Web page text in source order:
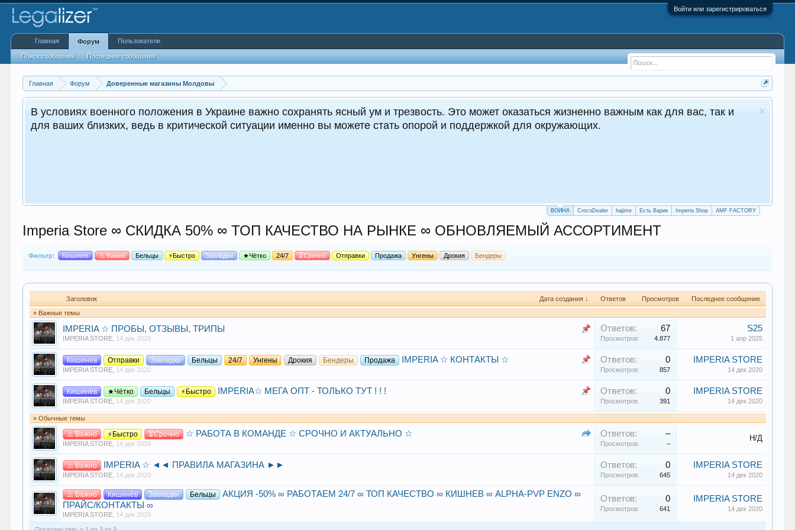
Войти или зарегистрироваться
Главная Форум Доверенные магазины Молдовы
В условиях военного положения в Украине важно сохранять ясный ум и трезвость. Это может оказаться жизненно важным как для вас, так и
для ваших близких, ведь в критической ситуации именно вы можете стать опорой и поддержкой для окружающих.
ВОЙНА CrocoDealer hajime Есть Варик Imperia Shop AMF FACTORY
Imperia Store ∞ СКИДКА 50% ∞ ТОП КАЧЕСТВО НА РЫНКЕ ∞ ОБНОВЛЯЕМЫЙ АССОРТИМЕНТ
Фильтр: Кишинёв ⚠️ Важно Бельцы ⚡Быстро Закладки ★Чётко 24/7 ⏳Срочно Отправки Продажа Унгены Дрокия Бендеры
Заголовок Дата создания ↓ Ответов Просмотров
Последнее сообщение
» Важные темы
IMPERIA ☆ ПРОБЫ, ОТЗЫВЫ, ТРИПЫ
IMPERIA STORE 14 дек 2020
Ответов: 67
Просмотров: 4.877
S25
1 апр 2025
Кишинёв Отправки Закладки Бельцы 24/7 Унгены Дрокия Бендеры Продажа IMPERIA ☆ КОНТАКТЫ ☆
IMPERIA STORE 14 дек 2020
Ответов: 0
Просмотров: 857
IMPERIA STORE
14 дек 2020
Кишинёв ★Чётко Бельцы ⚡Быстро IMPERIA☆ МЕГА ОПТ - ТОЛЬКО ТУТ ! ! !
IMPERIA STORE 14 дек 2020
Ответов: 0
Просмотров: 391
IMPERIA STORE
14 дек 2020
» Обычные темы
⚠️ Важно ⚡Быстро ⏳Срочно ☆ РАБОТА В КОМАНДЕ ☆ СРОЧНО И АКТУАЛЬНО ☆
IMPERIA STORE 14 дек 2020
Ответов: –
Просмотров: –
Н/Д
⚠️ Важно IMPERIA ☆ ◄◄ ПРАВИЛА МАГАЗИНА ►►
IMPERIA STORE 14 дек 2020
Ответов: 0
Просмотров: 645
IMPERIA STORE
14 дек 2020
⚠️ Важно Кишинёв Закладки Бельцы
АКЦИЯ -50% ∞ РАБОТАЕМ 24/7 ∞ ТОП КАЧЕСТВО ∞ КИШНЕВ ∞ ALPHA-PVP ENZO ∞
ПРАЙС/КОНТАКТЫ ∞
IMPERIA STORE 14 дек 2020
Ответов: 0
Просмотров: 641
IMPERIA STORE
14 дек 2020
Главная Форум
Поиск сообщений Последние сообщения
Пользователи